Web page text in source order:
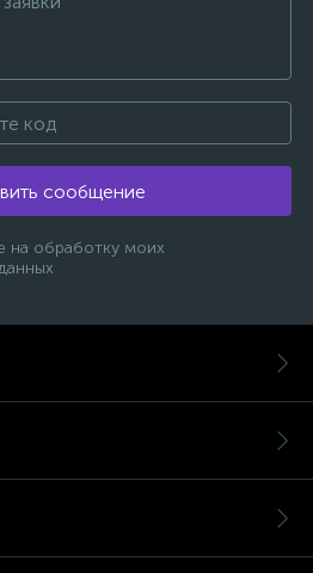
сообщение
на обработку моих